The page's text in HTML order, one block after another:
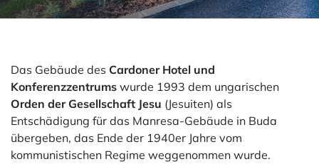
Das Gebäude des Cardoner Hotel und
Konferenzzentrums wurde 1993 dem ungarischen
Orden der Gesellschaft Jesu (Jesuiten) als
Entschädigung für das Manresa-Gebäude in Buda
übergeben, das Ende der 1940er Jahre vom
kommunistischen Regime weggenommen wurde.